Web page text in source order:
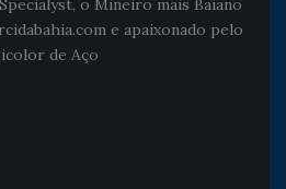
o Mineiro mais Baiano
e apaixonado pelo
de Aço